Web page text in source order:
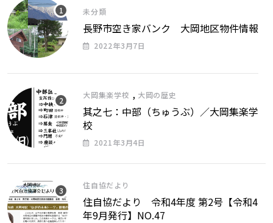
未分類
長野市空き家バンク 大岡地区物件情報
2022年3月7日
大岡集楽学校 , 大岡の歴史
其之七：中部（ちゅうぶ）／大岡集楽学
校
2021年3月4日
住自協だより
住自協だより 令和4年度 第2号【令和4
年9月発行】NO.47